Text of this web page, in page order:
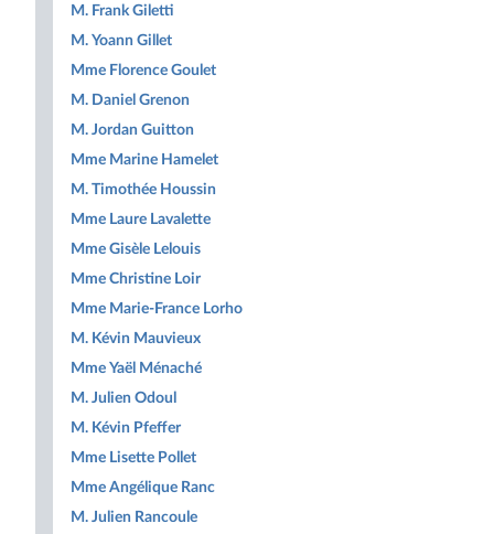
M. Frank Giletti
M. Yoann Gillet
Mme Florence Goulet
M. Daniel Grenon
M. Jordan Guitton
Mme Marine Hamelet
M. Timothée Houssin
Mme Laure Lavalette
Mme Gisèle Lelouis
Mme Christine Loir
Mme Marie-France Lorho
M. Kévin Mauvieux
Mme Yaël Ménaché
M. Julien Odoul
M. Kévin Pfeffer
Mme Lisette Pollet
Mme Angélique Ranc
M. Julien Rancoule